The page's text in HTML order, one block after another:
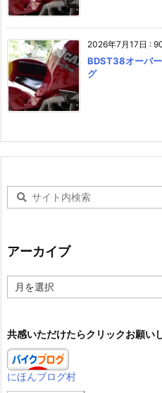
2026年7月17日 :
BDST38オーバ
グ
アーカイブ
ー
ブ
共感いただけたらクリックお願い
にほんブログ村